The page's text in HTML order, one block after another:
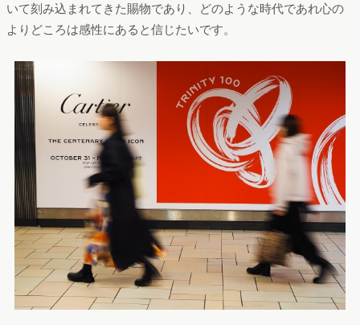
いて刻み込まれてきた賜物であり、どのような時代であれ心の
よりどころは感性にあると信じたいです。